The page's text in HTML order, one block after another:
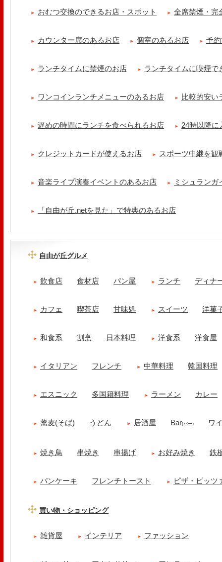
【 よもぎ蒸しやリラクゼーション専門の顧問契約 】 冷え性改善協会
クゼーション店を専..
おむつ交換のできるお店・スポット 全席禁煙・完
カウンター席のあるお店 個室のあるお店 予
ランチタイムに禁煙のお店 ランチタイムに喫煙で
ワンコインランチメニューのあるお店 比較的安い
遅めの時間にランチを食べられるお店 24時以降に
クレジットカードが使えるお店 スポーツ中継を観
音楽ライブ演奏イベントのあるお店 ミシュランガ
「自由が丘.netを見た」で特典のあるお店
自由が丘グルメ
飲食店 食材店 パン屋 ランチ ディナ
カフェ 喫茶店 甘味処 スイーツ 洋菓
和食系 割烹 日本料理 洋食系 洋食屋
イタリアン フレンチ 中華料理 韓国料理
エスニック 多国籍料理 ラーメン カレー
蕎麦(そば) うどん 居酒屋 Bar(バー) ワ
焼き鳥 串焼き 串揚げ お好み焼き 鉄
パンケーキ フレンチトースト ピザ・ピッツ
買い物・ショッピング
雑貨屋 インテリア ファッション